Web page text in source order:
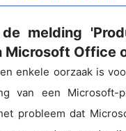
melding
Microsoft Office
enkele oorzaak is
van een Microsoft-
probleem dat